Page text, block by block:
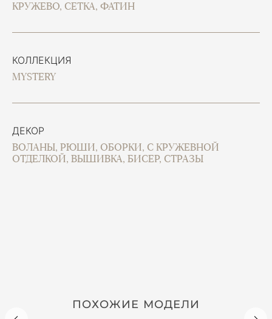
КРУЖЕВО, СЕТКА, ФАТИН
КОЛЛЕКЦИЯ
MYSTERY
ДЕКОР
ВОЛАНЫ, РЮШИ, ОБОРКИ, С КРУЖЕВНОЙ
ОТДЕЛКОЙ, ВЫШИВКА, БИСЕР, СТРАЗЫ
ПОХОЖИЕ МОДЕЛИ